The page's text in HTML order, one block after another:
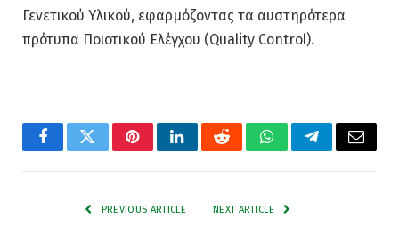
Γενετικού Υλικού, εφαρμόζοντας τα αυστηρότερα
πρότυπα Ποιοτικού Ελέγχου (Quality Control).
FacebookTwitterPinterestLinkedInRedditWhatsAppTelegramEmail
PREVIOUS ARTICLE NEXT ARTICLE